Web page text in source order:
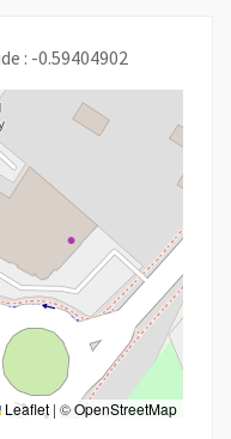
: -0.59404902
Leaflet | ©OpenStreetMap